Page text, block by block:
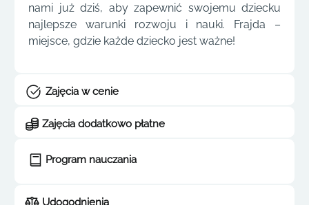
nami już dziś, aby zapewnić swojemu dziecku
najlepsze warunki rozwoju i nauki. Frajda –
miejsce, gdzie każde dziecko jest ważne!
Zajęcia w cenie
Zajęcia dodatkowo płatne
Program nauczania
Udogodnienia